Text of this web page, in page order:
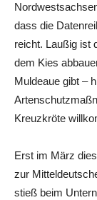
dass die
reicht. Laußig ist
dem Kies
Muldeaue gibt –
Kreuzkröte
Erst im März
zur
stieß beim